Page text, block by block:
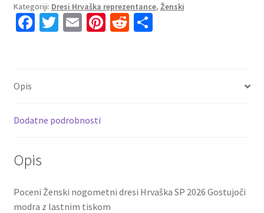
SP
2026
Rokav
Kategoriji: Dresi Hrvaška reprezentance, Ženski
Fa
k
T E Pi R S
Opis
Dodatne podrobnosti
Opis
Poceni Ženski nogometni dresi Hrvaška SP 2026 Gostujoči
modra z lastnim tiskom